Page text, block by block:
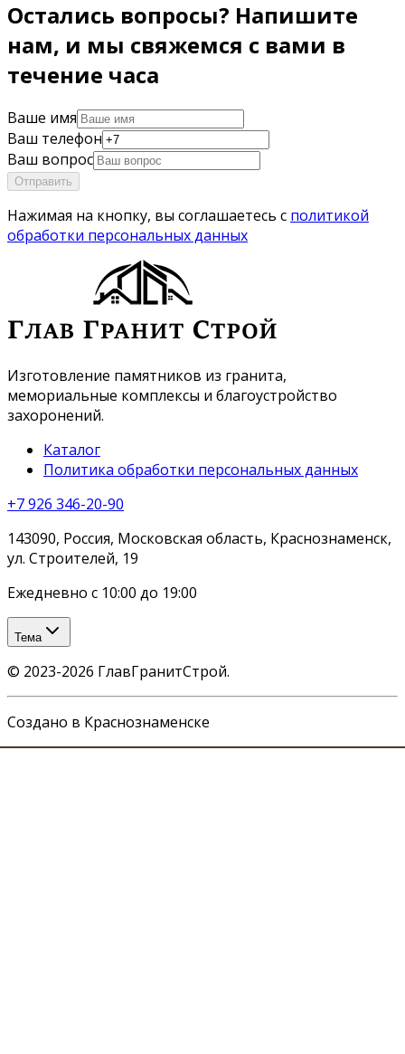
Остались вопросы? Напишите
нам, и мы свяжемся с вами в
течение часа
Ваше имя
Ваш телефон
Ваш вопрос
Отправить
Нажимая на кнопку, вы соглашаетесь с политикой
обработки персональных данных
Изготовление памятников из гранита,
мемориальные комплексы и благоустройство
захоронений.
Каталог
Политика обработки персональных данных
+7 926 346-20-90
143090, Россия, Московская область, Краснознаменск,
ул. Строителей, 19
Ежедневно с 10:00 до 19:00
Тема
© 2023-2026 ГлавГранитСтрой.
Создано в Краснознаменске